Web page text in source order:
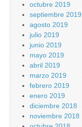
octubre 2019
septiembre 2019
agosto 2019
julio 2019
junio 2019
mayo 2019
abril 2019
marzo 2019
febrero 2019
enero 2019
diciembre 2018
noviembre 2018